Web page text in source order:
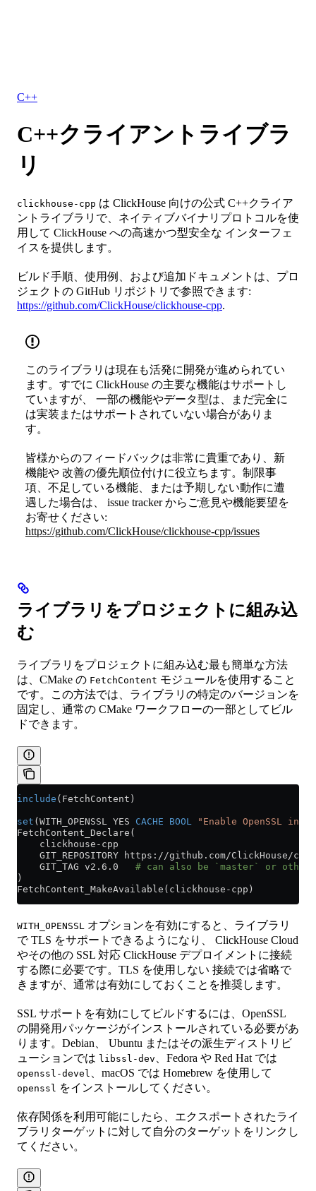
C++
C++クライアントライブラ
リ
clickhouse-cpp は ClickHouse 向けの公式 C++クライア
ントライブラリで、ネイティブバイナリプロトコルを使
用して ClickHouse への高速かつ型安全な インターフェ
イスを提供します。
ビルド手順、使用例、および追加ドキュメントは、プロ
ジェクトの GitHub リポジトリで参照できます:
https://github.com/ClickHouse/clickhouse-cpp.
このライブラリは現在も活発に開発が進められてい
ます。すでに ClickHouse の主要な機能はサポートし
ていますが、 一部の機能やデータ型は、まだ完全に
は実装またはサポートされていない場合がありま
す。
皆様からのフィードバックは非常に貴重であり、新
機能や 改善の優先順位付けに役立ちます。制限事
項、不足している機能、または予期しない動作に遭
遇した場合は、 issue tracker からご意見や機能要望を
お寄せください:
https://github.com/ClickHouse/clickhouse-cpp/issues
ライブラリをプロジェクトに組み込
む
ライブラリをプロジェクトに組み込む最も簡単な方法
は、CMake の FetchContent モジュールを使用すること
です。この方法では、ライブラリの特定のバージョンを
固定し、通常の CMake ワークフローの一部としてビル
ドできます。
include (FetchContent)
set (WITH_OPENSSL YES CACHE BOOL "Enable OpenSSL in
FetchContent_Declare(
    clickhouse-cpp
GIT_REPOSITORY https://github.com/ClickHouse/
    GIT_TAG v2.6.0
# can also be `master` or other
)
FetchContent_MakeAvailable(clickhouse-cpp)
WITH_OPENSSL オプションを有効にすると、ライブラリ
で TLS をサポートできるようになり、 ClickHouse Cloud
やその他の SSL 対応 ClickHouse デプロイメントに接続
する際に必要です。TLS を使用しない 接続では省略で
きますが、通常は有効にしておくことを推奨します。
SSL サポートを有効にしてビルドするには、OpenSSL
の開発用パッケージがインストールされている必要があ
ります。Debian、 Ubuntu またはその派生ディストリビ
ューションでは libssl-dev 、Fedora や Red Hat では
openssl-devel 、macOS では Homebrew を使用して
openssl をインストールしてください。
依存関係を利用可能にしたら、エクスポートされたライ
ブラリターゲットに対して自分のターゲットをリンクし
てください。